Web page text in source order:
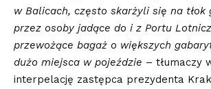
w Balicach, często skarżyli się na tłok
przez osoby jadące do i z Portu
przewożące bagaż o większych
dużo miejsca w pojeździe – tłumaczy
interpelację zastępca prezydenta